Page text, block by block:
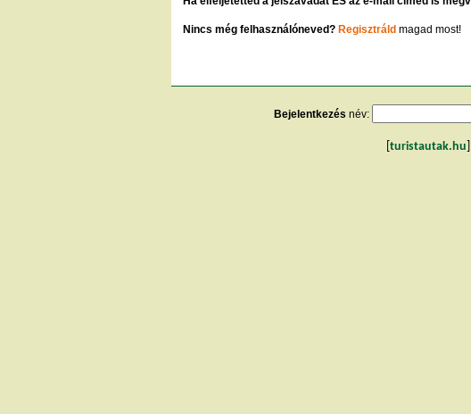
Nincs még felhasználóneved? Regisztráld magad most!
Bejelentkezés név:
turistautak.hu